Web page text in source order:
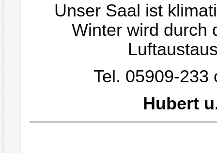
Unser Saal ist
Winter wird durch
Tel. 05909-
Hubert